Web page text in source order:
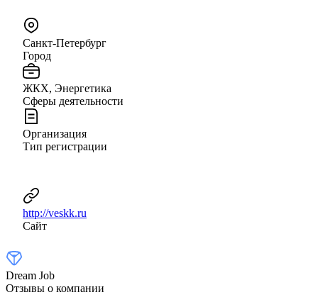
Санкт-Петербург
Город
ЖКХ, Энергетика
Сферы деятельности
Организация
Тип регистрации
http://veskk.ru
Сайт
Dream Job
Отзывы о компании